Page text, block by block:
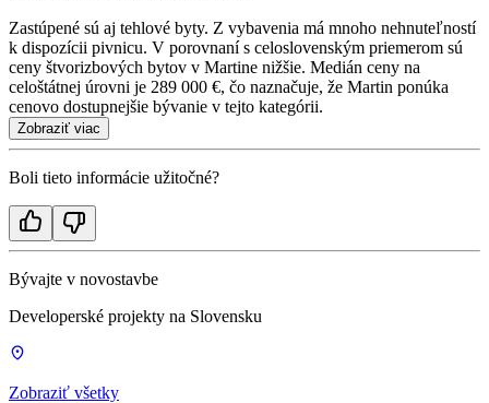
Zastúpené sú aj tehlové byty. Z vybavenia má mnoho nehnuteľností
k dispozícii pivnicu. V porovnaní s celoslovenským priemerom sú
ceny štvorizbových bytov v Martine nižšie. Medián ceny na
celoštátnej úrovni je 289 000 €, čo naznačuje, že Martin ponúka
cenovo dostupnejšie bývanie v tejto kategórii.
Zobraziť viac
Boli tieto informácie užitočné?
Bývajte v novostavbe
Developerské projekty na Slovensku
Zobraziť všetky